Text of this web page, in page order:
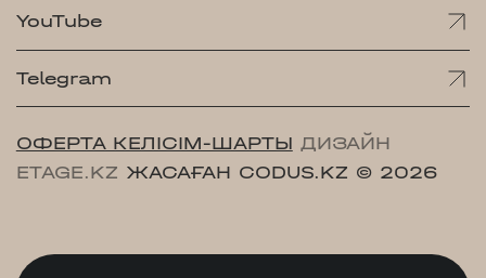
YouTube
Telegram
ОФЕРТА КЕЛІСІМ-ШАРТЫ ДИЗАЙН
ETAGE.KZ ЖАСАҒАН CODUS.KZ © 2026